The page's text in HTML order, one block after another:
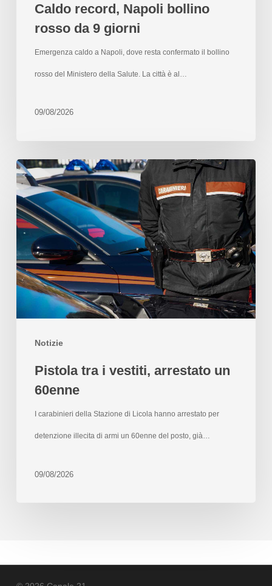
Caldo record, Napoli bollino
rosso da 9 giorni
Emergenza caldo a Napoli, dove resta confermato il bollino
rosso del Ministero della Salute. La città è al…
09/08/2026
Notizie
Pistola tra i vestiti, arrestato un
60enne
I carabinieri della Stazione di Licola hanno arrestato per
detenzione illecita di armi un 60enne del posto, già…
09/08/2026